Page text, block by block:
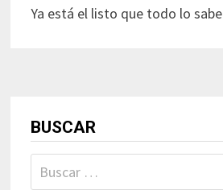
Ya está el listo que todo lo sabe
BUSCAR
Buscar: